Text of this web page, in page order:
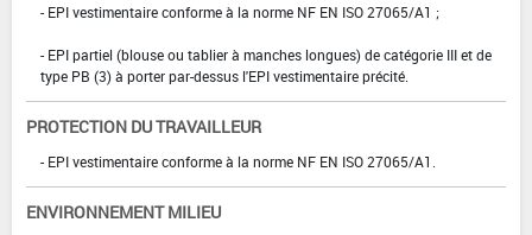
- EPI vestimentaire conforme à la norme NF EN ISO 27065/A1 ;
- EPI partiel (blouse ou tablier à manches longues) de catégorie III et de
type PB (3) à porter par-dessus l'EPI vestimentaire précité.
PROTECTION DU TRAVAILLEUR
- EPI vestimentaire conforme à la norme NF EN ISO 27065/A1.
ENVIRONNEMENT MILIEU